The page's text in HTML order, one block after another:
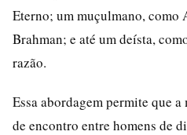
Eterno; um muçulmano, como
Brahman; e até um deísta,
razão.
Essa abordagem permite que
de encontro entre homens de